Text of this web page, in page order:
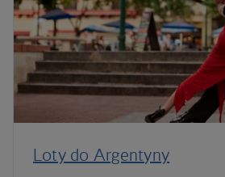
Loty do Argentyny